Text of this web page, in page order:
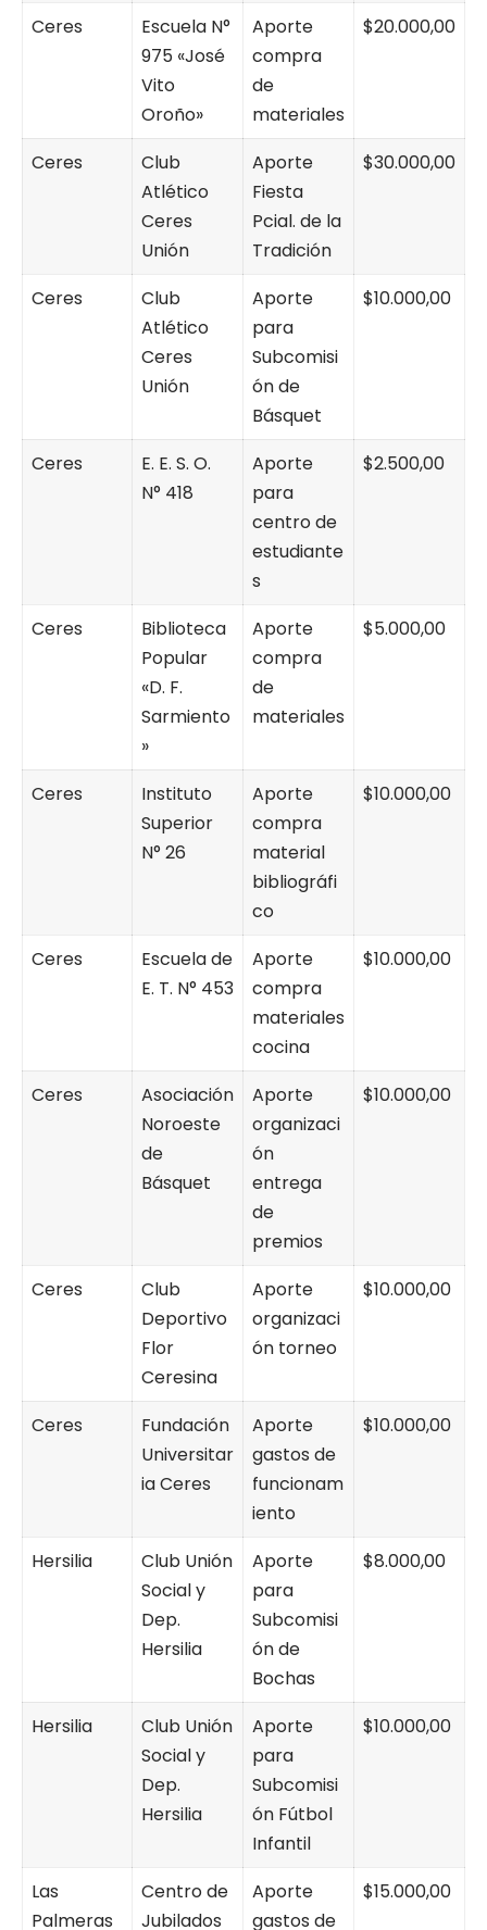
Ceres
Escuela N°
975 «José
Vito
Oroño»
Aporte
compra
de
materiales
$20.000,00
Ceres
Club
Atlético
Ceres
Unión
Aporte
Fiesta
Pcial. de la
Tradición
$30.000,00
Ceres
Club
Atlético
Ceres
Unión
Aporte
para
Subcomisi
ón de
Básquet
$10.000,00
Ceres
E. E. S. O.
N° 418
Aporte
para
centro de
estudiante
s
$2.500,00
Ceres
Biblioteca
Popular
«D. F.
Sarmiento
»
Aporte
compra
de
materiales
$5.000,00
Ceres
Instituto
Superior
N° 26
Aporte
compra
material
bibliográfi
co
$10.000,00
Ceres
Escuela de
E. T. N° 453
Aporte
compra
materiales
cocina
$10.000,00
Ceres
Asociación
Noroeste
de
Básquet
Aporte
organizaci
ón
entrega
de
premios
$10.000,00
Ceres
Club
Deportivo
Flor
Ceresina
Aporte
organizaci
ón torneo
$10.000,00
Ceres
Fundación
Universitar
ia Ceres
Aporte
gastos de
funcionam
iento
$10.000,00
Hersilia
Club Unión
Social y
Dep.
Hersilia
Aporte
para
Subcomisi
ón de
Bochas
$8.000,00
Hersilia
Club Unión
Social y
Dep.
Hersilia
Aporte
para
Subcomisi
ón Fútbol
Infantil
$10.000,00
Las
Palmeras
Centro de
Jubilados
Aporte
gastos de
$15.000,00